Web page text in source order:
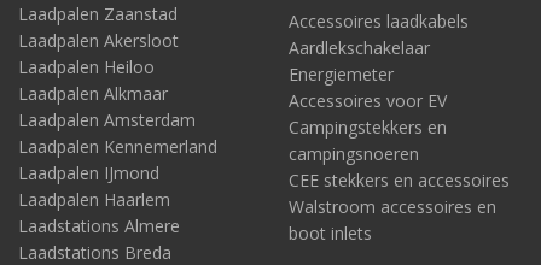
Laadpalen Zaanstad
Laadpalen Akersloot
Laadpalen Heiloo
Laadpalen Alkmaar
Laadpalen Amsterdam
Laadpalen Kennemerland
Laadpalen IJmond
Laadpalen Haarlem
Laadstations Almere
Laadstations Breda
Accessoires laadkabels
Aardlekschakelaar
Energiemeter
Accessoires voor EV
Campingstekkers en
campingsnoeren
CEE stekkers en accessoires
Walstroom accessoires en
boot inlets